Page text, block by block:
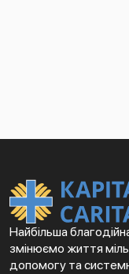
Найбільша
змінюємо життя
допомогу та